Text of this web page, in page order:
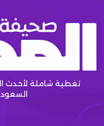
تغطية شاملة لأحدث